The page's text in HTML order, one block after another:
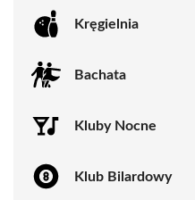
Kręgielnia
Bachata
Kluby Nocne
Klub Bilardowy